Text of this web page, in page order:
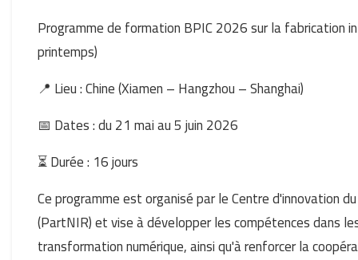
Programme de formation BPIC 2026 sur la fabrication
printemps)
📍 Lieu : Chine (Xiamen – Hangzhou – Shanghai)
📅 Dates : du 21 mai au 5 juin 2026
⏳ Durée : 16 jours
Ce programme est organisé par le Centre d'innovation
(PartNIR) et vise à développer les compétences dans
transformation numérique, ainsi qu'à renforcer la